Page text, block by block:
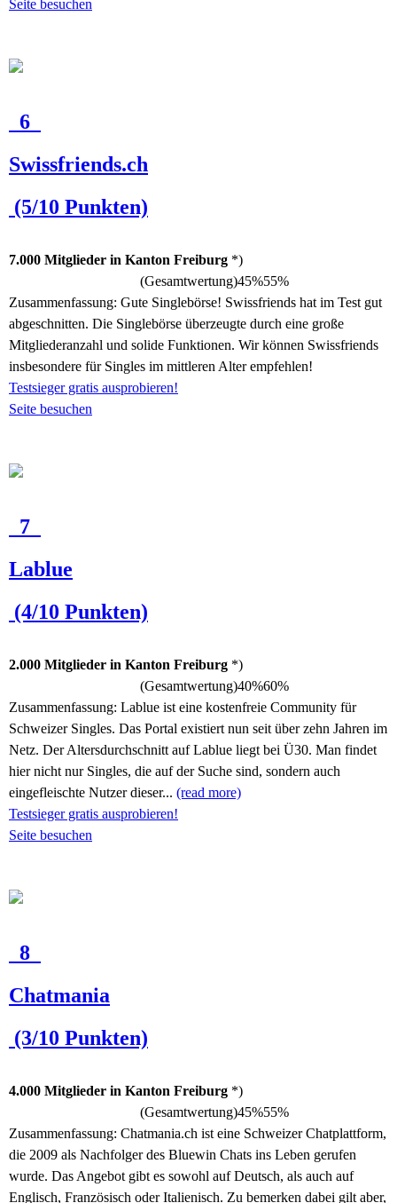
Seite besuchen
6
Swissfriends.ch
(5/10 Punkten)
7.000 Mitglieder in Kanton Freiburg *)
(Gesamtwertung)45%55%
Zusammenfassung: Gute Singlebörse! Swissfriends hat im Test gut
abgeschnitten. Die Singlebörse überzeugte durch eine große
Mitgliederanzahl und solide Funktionen. Wir können Swissfriends
insbesondere für Singles im mittleren Alter empfehlen!
Testsieger gratis ausprobieren!
Seite besuchen
7
Lablue
(4/10 Punkten)
2.000 Mitglieder in Kanton Freiburg *)
(Gesamtwertung)40%60%
Zusammenfassung: Lablue ist eine kostenfreie Community für
Schweizer Singles. Das Portal existiert nun seit über zehn Jahren im
Netz. Der Altersdurchschnitt auf Lablue liegt bei Ü30. Man findet
hier nicht nur Singles, die auf der Suche sind, sondern auch
eingefleischte Nutzer dieser... (read more)
Testsieger gratis ausprobieren!
Seite besuchen
8
Chatmania
(3/10 Punkten)
4.000 Mitglieder in Kanton Freiburg *)
(Gesamtwertung)45%55%
Zusammenfassung: Chatmania.ch ist eine Schweizer Chatplattform,
die 2009 als Nachfolger des Bluewin Chats ins Leben gerufen
wurde. Das Angebot gibt es sowohl auf Deutsch, als auch auf
Englisch, Französisch oder Italienisch. Zu bemerken dabei gilt aber,